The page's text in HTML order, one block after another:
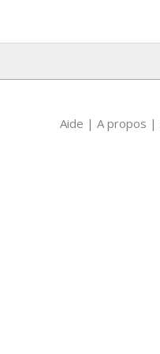
Aide | A propos |